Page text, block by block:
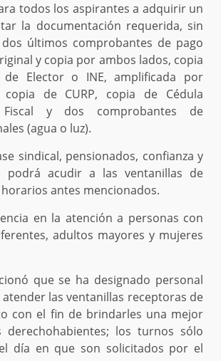
todos los aspirantes a adquirir un
la documentación requerida, sin
últimos comprobantes de pago
y copia por ambos lados, copia
de Elector o INE, amplificada por
de CURP, copia de Cédula
Fiscal y dos comprobantes de
(agua o luz).
sindical, pensionados, confianza y
podrá acudir a las ventanillas de
antes mencionados.
en la atención a personas con
adultos mayores y mujeres
que se ha designado personal
las ventanillas receptoras de
con el fin de brindarles una mejor
derechohabientes; los turnos sólo
día en que son solicitados por el